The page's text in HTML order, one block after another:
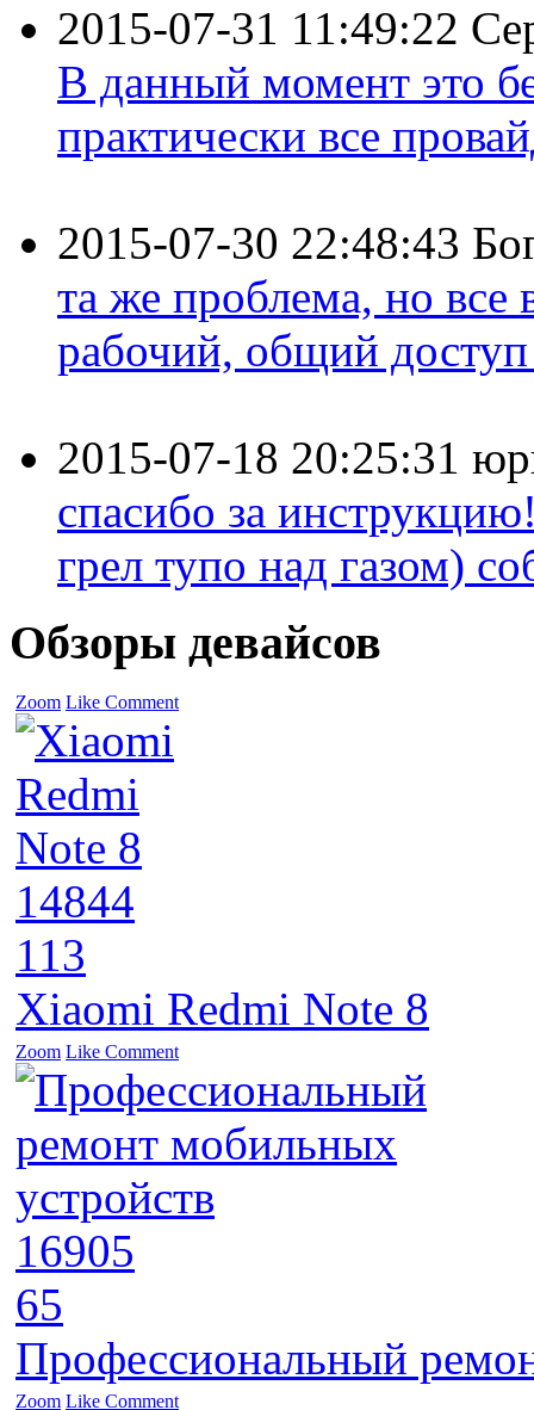
2015-07-31 11:49:22
В данный момент это
практически все
2015-07-30 22:48:43
та же проблема, но все
рабочий, общий доступ
2015-07-18 20:25:31
спасибо за
грел тупо над газом)
Обзоры девайсов
Zoom Like Comment
14844
113
Xiaomi Redmi Note 8
Zoom Like Comment
16905
65
Профессиональный
Zoom Like Comment